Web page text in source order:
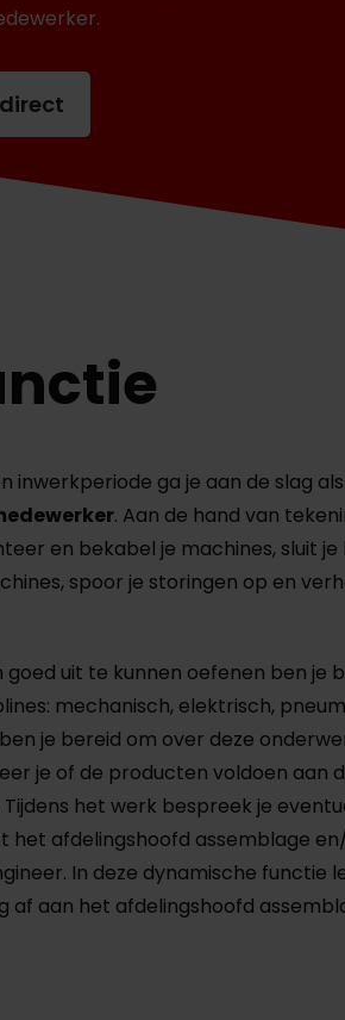
inwerkperiode ga je aan de slag als
. Aan de hand van
en bekabel je machines, sluit
spoor je storingen op en
goed uit te kunnen oefenen ben je
mechanisch, elektrisch,
je bereid om over deze
je of de producten voldoen aan
Tijdens het werk bespreek je
het afdelingshoofd assemblage
In deze dynamische functie
af aan het afdelingshoofd